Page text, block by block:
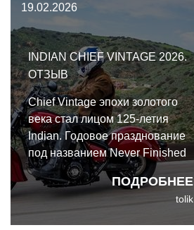
19.02.2026
INDIAN CHIEF VINTAGE 2026.
ОТЗЫВ
ПОДРОБНЕЕ
Chief Vintage эпохи золотого
века стал лицом 125-летия
Indian. Годовое празднование
под названием Never Finished
будет проходить в течение
2026 года в виде различных
мероприятий, программ и
tolik